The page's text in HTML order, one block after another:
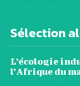
Sélection
L’écologie
l’Afrique du